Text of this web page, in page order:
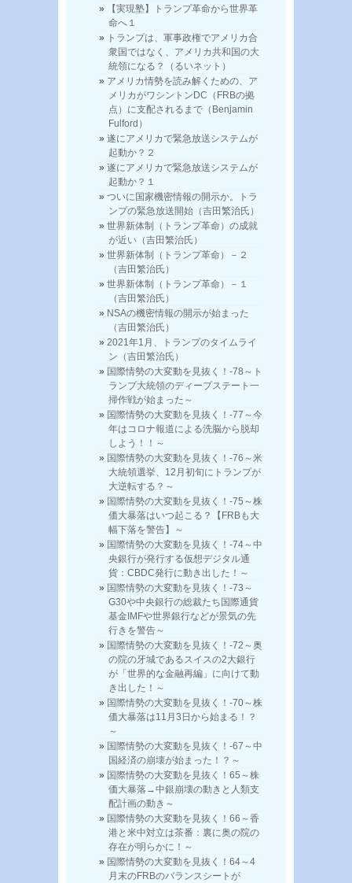
【実現塾】トランプ革命から世界革
命へ１
トランプは、軍事政権でアメリカ合
衆国ではなく、アメリカ共和国の大
統領になる？（るいネット）
アメリカ情勢を読み解くための、ア
メリカがワシントンDC（FRBの拠
点）に支配されるまで（Benjamin
Fulford）
遂にアメリカで緊急放送システムが
起動か？２
遂にアメリカで緊急放送システムが
起動か？１
ついに国家機密情報の開示か。トラ
ンプの緊急放送開始（吉田繁治氏）
世界新体制（トランプ革命）の成就
が近い（吉田繁治氏）
世界新体制（トランプ革命）－２
（吉田繁治氏）
世界新体制（トランプ革命）－１
（吉田繁治氏）
NSAの機密情報の開示が始まった
（吉田繁治氏）
2021年1月、トランプのタイムライ
ン（吉田繁治氏）
国際情勢の大変動を見抜く！-78～ト
ランプ大統領のディープステート一
掃作戦が始まった～
国際情勢の大変動を見抜く！-77～今
年はコロナ報道による洗脳から脱却
しよう！！～
国際情勢の大変動を見抜く！-76～米
大統領選挙、12月初旬にトランプが
大逆転する？～
国際情勢の大変動を見抜く！-75～株
価大暴落はいつ起こる？【FRBも大
幅下落を警告】～
国際情勢の大変動を見抜く！-74～中
央銀行が発行する仮想デジタル通
貨：CBDC発行に動き出した！～
国際情勢の大変動を見抜く！-73～
G30や中央銀行の総裁たち国際通貨
基金IMFや世界銀行などが景気の先
行きを警告～
国際情勢の大変動を見抜く！-72～奥
の院の牙城であるスイスの2大銀行
が「世界的な金融再編」に向けて動
き出した！～
国際情勢の大変動を見抜く！-70～株
価大暴落は11月3日から始まる！？
～
国際情勢の大変動を見抜く！-67～中
国経済の崩壊が始まった！？～
国際情勢の大変動を見抜く！65～株
価大暴落→中銀崩壊の動きと人類支
配計画の動き～
国際情勢の大変動を見抜く！66～香
港と米中対立は茶番：裏に奥の院の
存在が明らかに！～
国際情勢の大変動を見抜く！64～4
月末のFRBのバランスシートが